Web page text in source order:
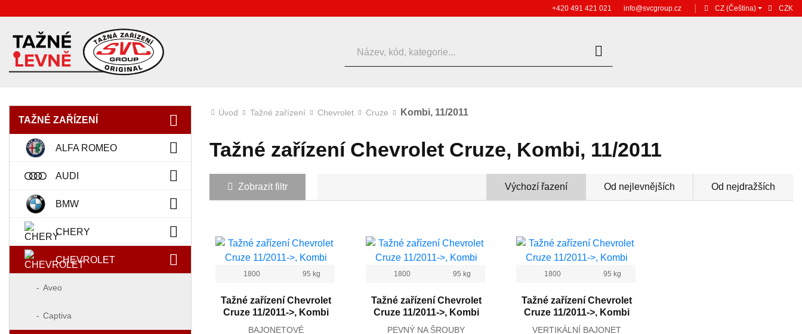
+420 491 421 021 info@svcgroup.cz CZ (Čeština) CZK
TAŽNÉ ZAŘÍZENÍ
ALFA ROMEO
AUDI
BMW
CHERY
CHEVROLET
Aveo
Captiva
Úvod Tažné zařízení Chevrolet Cruze Kombi, 11/2011
Tažné zařízení Chevrolet Cruze, Kombi, 11/2011
Zobrazit filtr Výchozí řazení Od nejlevnějších Od nejdražších
1800 95 kg
Tažné zařízení Chevrolet
Cruze 11/2011->, Kombi
BAJONETOVÉ
1800 95 kg
Tažné zařízení Chevrolet
Cruze 11/2011->, Kombi
PEVNÝ NA ŠROUBY
1800 95 kg
Tažné zařízení Chevrolet
Cruze 11/2011->, Kombi
VERTIKÁLNÍ BAJONET